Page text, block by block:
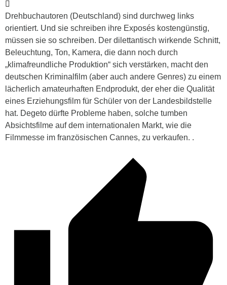
Drehbuchautoren (Deutschland) sind durchweg links
orientiert. Und sie schreiben ihre Exposés kostengünstig,
müssen sie so schreiben. Der dilettantisch wirkende Schnitt,
Beleuchtung, Ton, Kamera, die dann noch durch
„klimafreundliche Produktion“ sich verstärken, macht den
deutschen Kriminalfilm (aber auch andere Genres) zu einem
lächerlich amateurhaften Endprodukt, der eher die Qualität
eines Erziehungsfilm für Schüler von der Landesbildstelle
hat. Degeto dürfte Probleme haben, solche tumben
Absichtsfilme auf dem internationalen Markt, wie die
Filmmesse im französischen Cannes, zu verkaufen. .